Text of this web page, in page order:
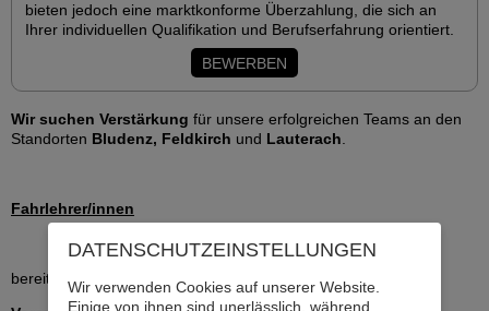
bieten jedoch eine marktkonforme Überzahlung, die sich an
Ihrer individuellen Qualifikation und Berufserfahrung orientiert.
Wir suchen Verstärkung für unsere erfolgreichen Teams an den
Standorten Bludenz, Feldkirch und Lauterach
Fahrlehrer/innen
bereits ausgebildet oder zur Ausbildung in Vollzeit oder Teilzeit
DATENSCHUTZ­EINSTELLUNGEN
Wir verwenden Cookies auf unserer Website.
Einige von ihnen sind unerlässlich, während